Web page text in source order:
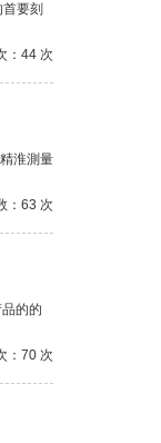
要刻
：44 次
淮測量
：63 次
的的
：70 次